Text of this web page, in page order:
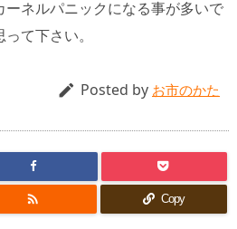
ネルパニックになる事が多いで
て下さい。
 Posted by お市のかた
 Copy